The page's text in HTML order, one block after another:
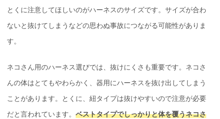
とくに注意してほしいのがハーネスのサイズです。サイズが合わ
ないと抜けてしまうなどの思わぬ事故につながる可能性がありま
す。
ネコさん用のハーネス選びでは、抜けにくさも重要です。ネコさ
んの体はとてもやわらかく、器用にハーネスを抜け出してしまう
ことがあります。とくに、紐タイプは抜けやすいので注意が必要
だと言われています。ベストタイプでしっかりと体を覆うネコさ